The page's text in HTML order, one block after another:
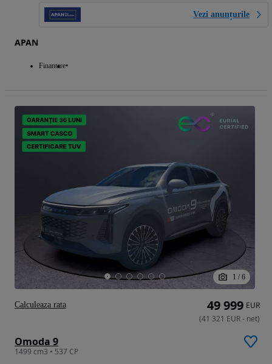
Vezi anunțurile
APAN
Finantare
1 / 6
Omoda 9
1499 cm3 • 537 CP
49 999 EUR
(41 321 EUR- net)
Calculeaza rata